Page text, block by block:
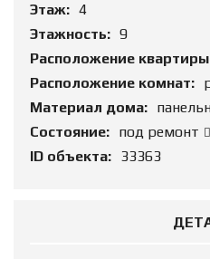
Этаж: 4
Этажность: 9
Расположение
Расположение комнат:
Материал дома:
Состояние: под ремонт
ID объекта: 33363